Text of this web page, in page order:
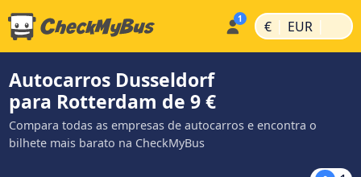
€ | EUR |
Autocarros Dusseldorf
para Rotterdam de 9 €
Compara todas as empresas de autocarros e encontra o
bilhete mais barato na CheckMyBus